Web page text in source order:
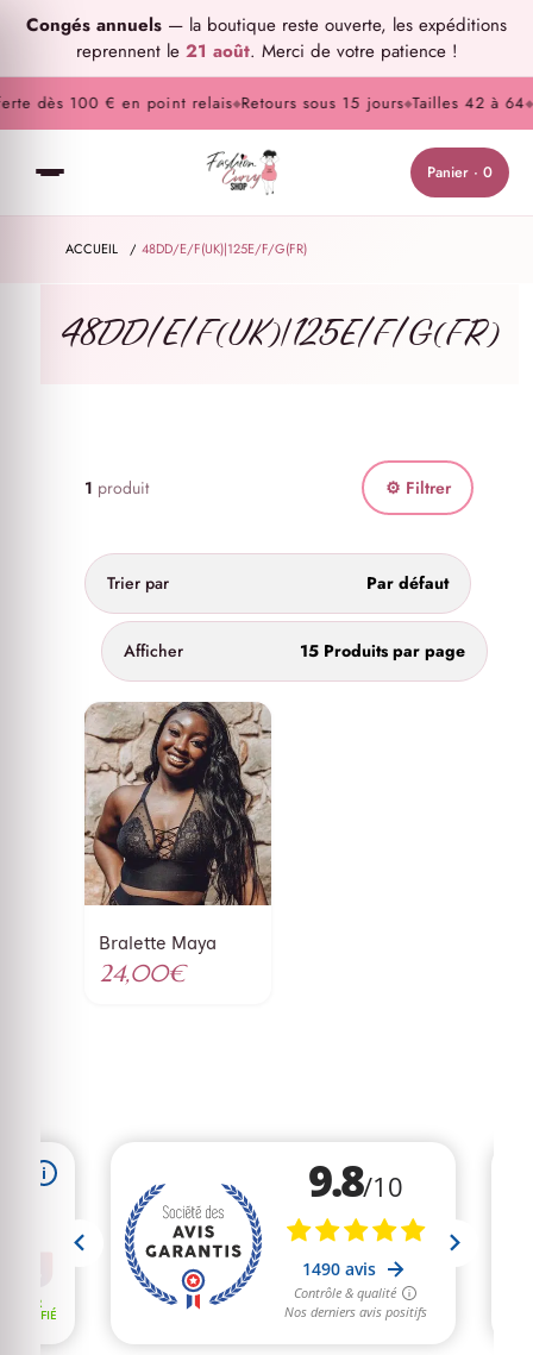
Congés annuels — la boutique reste ouverte, les expéditions
reprennent le 21 août. Merci de votre patience !
dès 100 € en point relais◆Retours sous 15 jours◆Tailles 42 à 64◆
Panier · 0
ACCUEIL / 48DD/E/F(UK)|125E/F/G(FR)
48DD/E/F(UK)|125E/F/G(FR)
1 produit ⚙ Filtrer
Trier par Par défaut
Afficher 15 Produits par page
Bralette Maya
24,00€